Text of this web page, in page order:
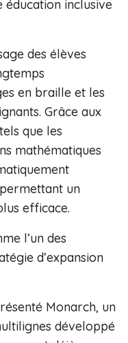
éducation inclusive
des élèves
en braille et les
Grâce aux
que les
mathématiques
un
efficace.
l’un des
d’expansion
Monarch, un
développé